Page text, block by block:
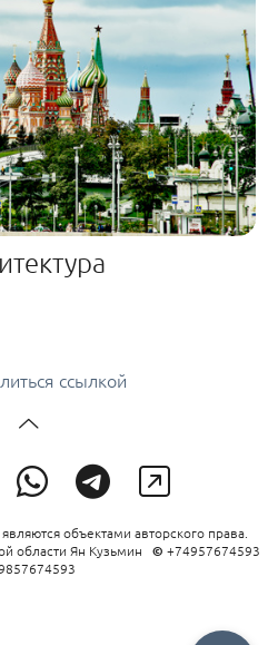
ссылкой
объектами авторского права.
области Ян Кузьмин © +74957674593